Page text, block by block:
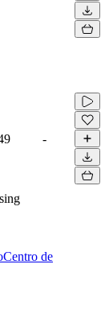
-
Centro de